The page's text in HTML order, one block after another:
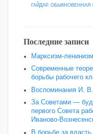
ГАЙДАР. ОБЫКНОВЕННАЯ
Последние записи
Марксизм-
Современные
борьбы рабочего
Воспоминания И.
За Советами —
первого Совета
В борьбе за